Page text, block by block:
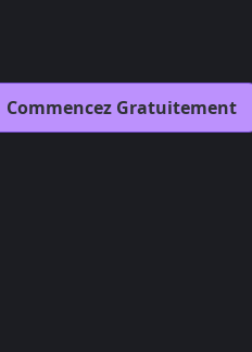
Commencez Gratuitement